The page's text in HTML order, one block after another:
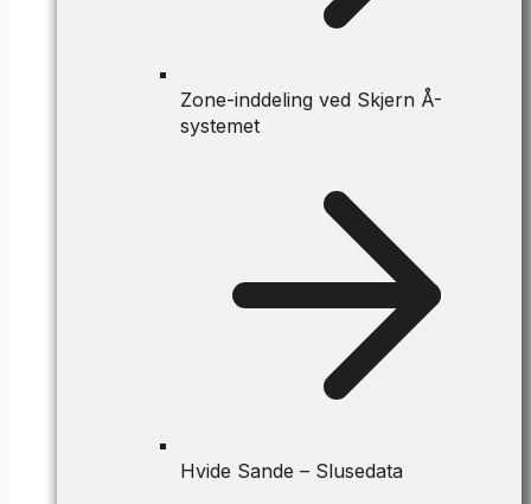
Zone-inddeling ved Skjern Å-
systemet
Hvide Sande – Slusedata